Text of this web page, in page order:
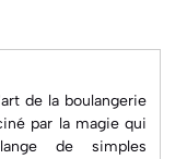
de la boulangerie
par la magie qui
de simples